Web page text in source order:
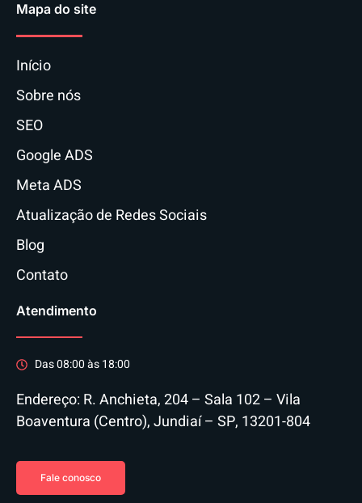
Mapa do site
Início
Sobre nós
SEO
Google ADS
Meta ADS
Atualização de Redes Sociais
Blog
Contato
Atendimento
Das 08:00 às 18:00
Endereço: R. Anchieta, 204 – Sala 102 – Vila
Boaventura (Centro), Jundiaí – SP, 13201-804
Fale conosco